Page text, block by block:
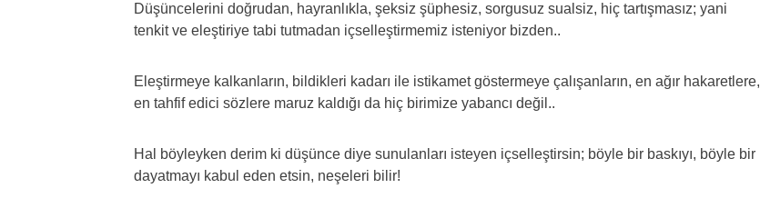
Düşüncelerini doğrudan, hayranlıkla, şeksiz şüphesiz, sorgusuz sualsiz, hiç tartışmasız; yani
tenkit ve eleştiriye tabi tutmadan içselleştirmemiz isteniyor bizden..
Eleştirmeye kalkanların, bildikleri kadarı ile istikamet göstermeye çalışanların, en ağır hakaretlere,
en tahfif edici sözlere maruz kaldığı da hiç birimize yabancı değil..
Hal böyleyken derim ki düşünce diye sunulanları isteyen içselleştirsin; böyle bir baskıyı, böyle bir
dayatmayı kabul eden etsin, neşeleri bilir!